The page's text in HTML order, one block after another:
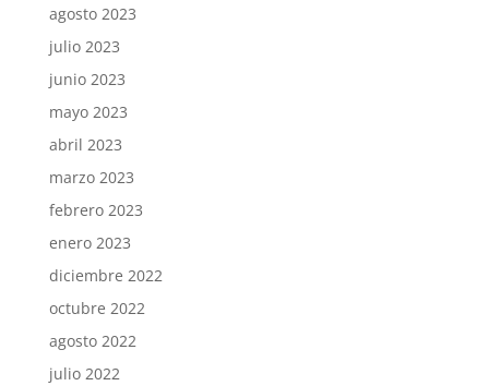
agosto 2023
julio 2023
junio 2023
mayo 2023
abril 2023
marzo 2023
febrero 2023
enero 2023
diciembre 2022
octubre 2022
agosto 2022
julio 2022